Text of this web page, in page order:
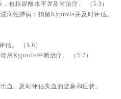
包括尿酸水平并及时治疗。 （5.3）
润性肺病：扣留Kyprolis并及时评估。
估。 （5.6）
用Kyprolis中断治疗。 （5.7）
血。及时评估失血的迹象和症状。